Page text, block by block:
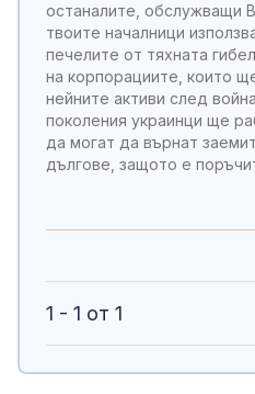
останалите, обслужващи
твоите началници
печелите от тяхната
на корпорациите, които
нейните активи след
поколения украинци ще
да могат да върнат
дългове, защото е
1 - 1 от 1